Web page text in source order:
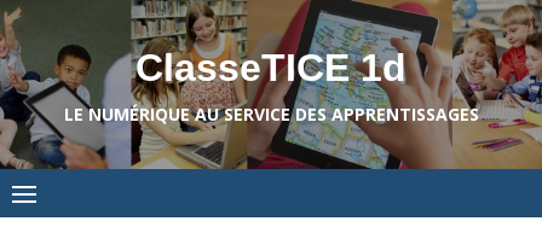
Skip
to
content
ClasseTICE 1d
LE NUMÉRIQUE AU SERVICE DES APPRENTISSAGES